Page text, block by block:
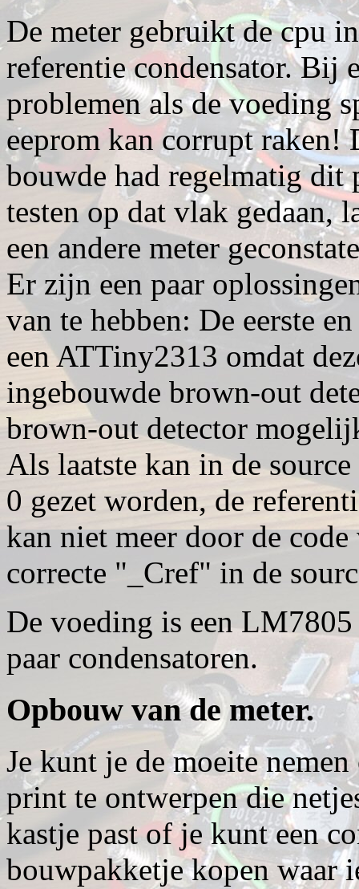
De meter gebruikt de cpu
referentie condensator. Bij
problemen als de voeding
eeprom kan corrupt raken!
bouwde had regelmatig
testen op dat vlak gedaan,
een andere meter
Er zijn een paar
van te hebben: De eerste
een ATTiny2313 omdat
ingebouwde brown-out
brown-out detector
Als laatste kan in de
0 gezet worden, de
kan niet meer door de
correcte "_Cref" in de
De voeding is een
paar condensatoren.
Opbouw van de meter.
Je kunt je de moeite nemen
print te ontwerpen die
kastje past of je kunt een
bouwpakketje kopen waar